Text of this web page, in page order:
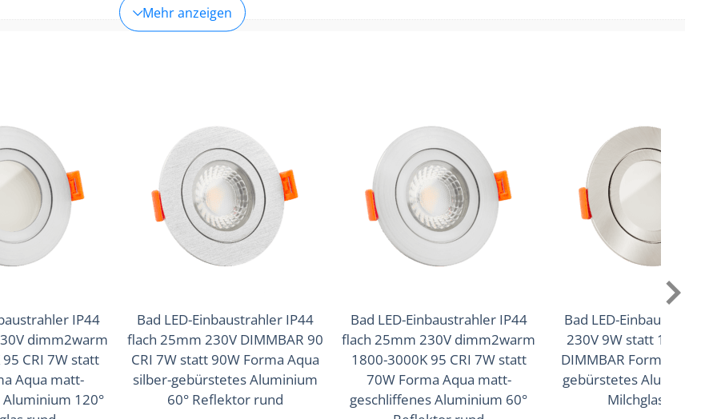
4000K (Neutralweiß)
Mehr anzeigen
IP44
dimm2warm
CRI 7W statt
Aqua matt-
120°
Bad LED-Einbaustrahler IP44
flach 25mm 230V DIMMBAR 90
CRI 7W statt 90W Forma Aqua
silber-gebürstetes Aluminium
60° Reflektor rund
Bad LED-Einbaustrahler IP44
flach 25mm 230V dimm2warm
1800-3000K 95 CRI 7W statt
70W Forma Aqua matt-
geschliffenes Aluminium 60°
Bad LED-Einbaustrahler
230V 9W statt 120W 90
DIMMBAR Forma Aqua
gebürstetes Aluminium
Milchglas rund